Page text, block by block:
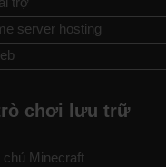
server hosting
chơi lưu trữ
chủ Minecraft